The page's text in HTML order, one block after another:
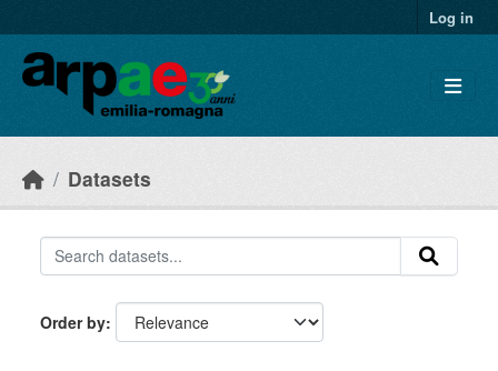
Log in
Datasets
Order by